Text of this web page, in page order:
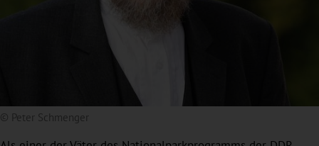
© Peter Schmenger